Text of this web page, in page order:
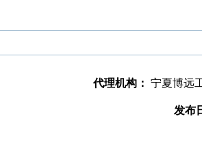
代理机构： 宁夏博远
发布